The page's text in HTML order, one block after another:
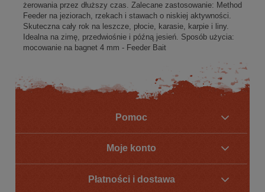
żerowania przez dłuższy czas. Zalecane zastosowanie: Method
Feeder na jeziorach, rzekach i stawach o niskiej aktywności.
Skuteczna cały rok na leszcze, płocie, karasie, karpie i liny.
Idealna na zimę, przedwiośnie i późną jesień. Sposób użycia:
mocowanie na bagnet 4 mm - Feeder Bait
Pomoc
Moje konto
Płatności i dostawa